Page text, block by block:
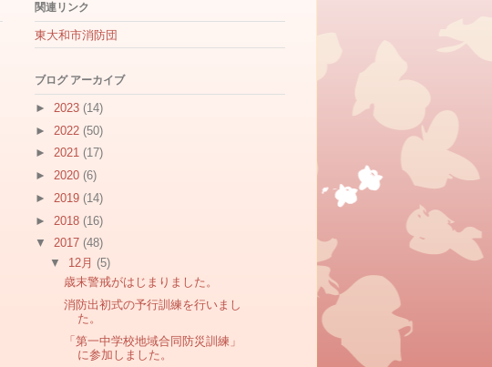
関連リンク
東大和市消防団
ブログ アーカイブ
► 2023 (14)
► 2022 (50)
► 2021 (17)
► 2020 (6)
► 2019 (14)
► 2018 (16)
▼ 2017 (48)
▼ 12月 (5)
歳末警戒がはじまりました。
消防出初式の予行訓練を行いまし
た。
「第一中学校地域合同防災訓練」
に参加しました。